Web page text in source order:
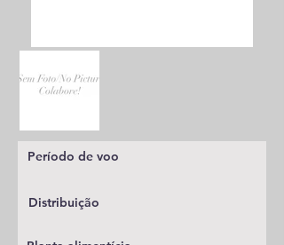
Período de voo
Distribuição